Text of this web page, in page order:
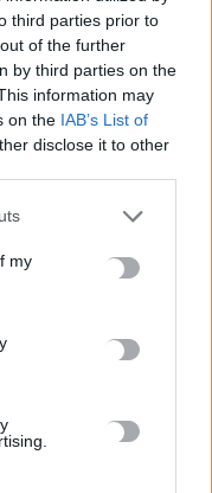
third parties prior to
of the further
by third parties on the
information may
on the IAB’s List of
disclose it to other
my
Επεκτείνεται σε